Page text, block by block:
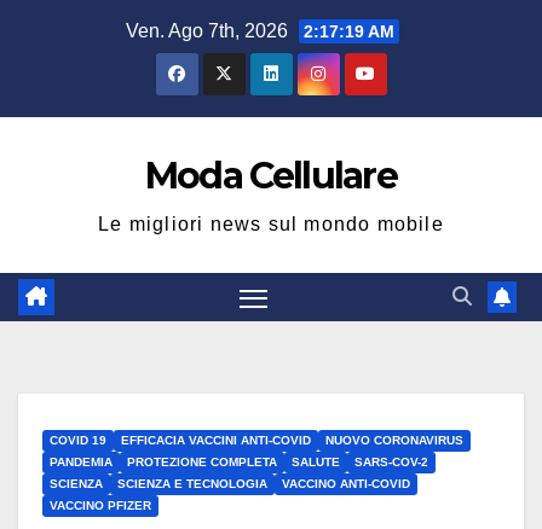
Ven. Ago 7th, 2026 2:17:19 AM
Moda Cellulare
Le migliori news sul mondo mobile
COVID 19 EFFICACIA VACCINI ANTI-COVID
NUOVO CORONAVIRUS
PANDEMIA
PROTEZIONE COMPLETA SALUTE
SARS-COV-2
SCIENZA
SCIENZA E TECNOLOGIA
VACCINO ANTI-COVID
VACCINO PFIZER